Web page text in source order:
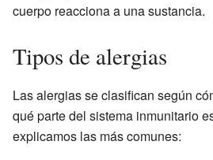
cuerpo reacciona a una sustancia.
Tipos de alergias
Las alergias se clasifican según
qué parte del sistema inmunitario
explicamos las más comunes: